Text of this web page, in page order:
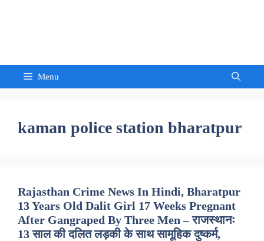
Menu
kaman police station bharatpur
Rajasthan Crime News In Hindi, Bharatpur
13 Years Old Dalit Girl 17 Weeks Pregnant
After Gangraped By Three Men – राजस्थानः
13 साल की दलित लड़की के साथ सामूहिक दुष्कर्म,